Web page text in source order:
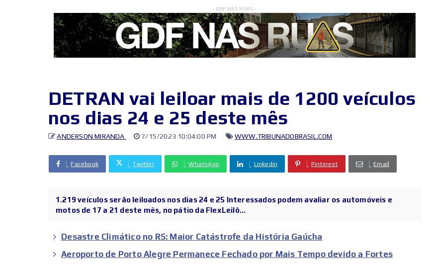
- GDF NAS RUAS -
DETRAN vai leiloar mais de 1200 veículos
nos dias 24 e 25 deste mês
ANDERSON MIRANDA 7/15/2023 10:04:00 PM WWW.TRIBUNADOBRASIL.COM
Facebook Twitter WhatsApp Linkedin Pinterest Email
1.219 veículos serão leiloados nos dias 24 e 25 Interessados podem avaliar os automóveis e
motos de 17 a 21 deste mês, no pátio da FlexLeilõ...
Desastre Climático no RS: Maior Catástrofe da História Gaúcha
Aeroporto de Porto Alegre Permanece Fechado por Mais Tempo devido a Fortes